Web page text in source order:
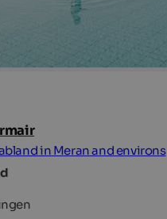
in Meran and environs